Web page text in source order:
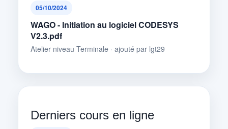
05/10/2024
WAGO - Initiation au logiciel CODESYS
V2.3.pdf
Atelier niveau Terminale · ajouté par lgt29
Derniers cours en ligne